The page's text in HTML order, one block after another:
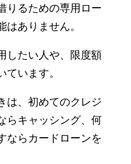
りるための専用ロー
ありません。
したい人や、限度額
います。
は、初めてのクレジ
らキャッシング、何
ならカードローンを